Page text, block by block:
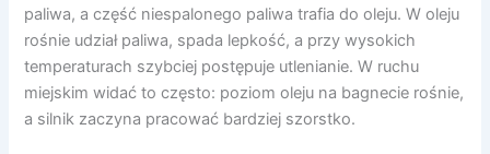
paliwa, a część niespalonego paliwa trafia do oleju. W oleju
rośnie udział paliwa, spada lepkość, a przy wysokich
temperaturach szybciej postępuje utlenianie. W ruchu
miejskim widać to często: poziom oleju na bagnecie rośnie,
a silnik zaczyna pracować bardziej szorstko.